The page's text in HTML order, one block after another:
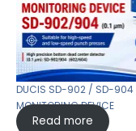
DUCIS SD-902 / SD-904
MONITORING DEVICE
Read more